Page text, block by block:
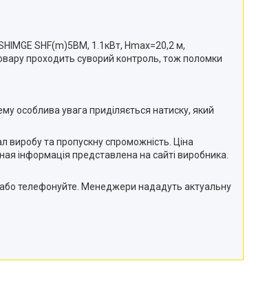
SHF(m)5BM, 1.1кВт, Нmax=20,2 м,
проходить суворий контроль, тож поломки
особлива увага приділяється натиску, який
виробу та пропускну спроможність. Ціна
інформація представлена на сайті виробника.
телефонуйте. Менеджери нададуть актуальну